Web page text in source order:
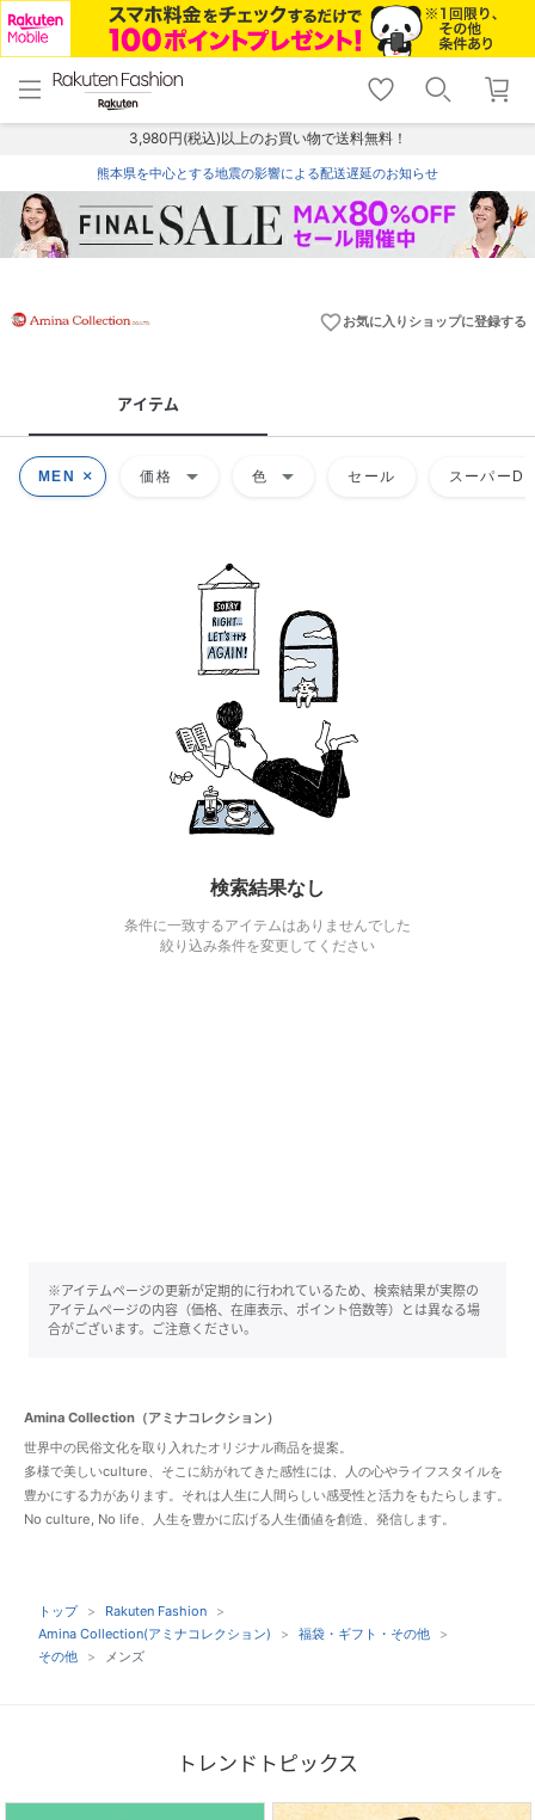
menu home
トップ
shopping_cart lock_outline
ログイン
3,980円(税込)以上のお買い物で送料無料！
熊本県を中心とする地震の影響による配送遅延のお知らせ
favorite_borderお気に入りショップに登録する
アイテム
MEN 価格 arrow_drop_down 色 arrow_drop_down セール スーパー
検索結果なし
条件に一致するアイテムはありませんでした
絞り込み条件を変更してください
※アイテムページの更新が定期的に行われているため、検索結果が実際の
アイテムページの内容（価格、在庫表示、ポイント倍数等）とは異なる場
合がございます。ご注意ください。
Amina Collection（アミナコレクション）
世界中の民俗文化を取り入れたオリジナル商品を提案。
多様で美しいculture、そこに紡がれてきた感性には、人の心やライフスタイルを
豊かにする力があります。それは人生に人間らしい感受性と活力をもたらします。
No culture, No life、人生を豊かに広げる人生価値を創造、発信します。
トップ
Rakuten Fashion
Amina Collection(アミナコレクション)
福袋・ギフト・その他
その他
メンズ
トレンドトピックス